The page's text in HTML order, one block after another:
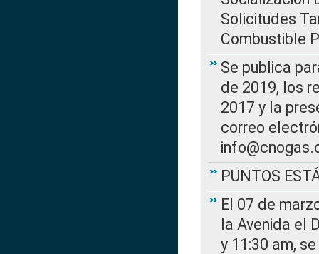
Solicitudes
Combustible
Se publica
de 2019, los
2017 y la
correo
PUNTOS
El 07 de
la Avenida el
y 11:30 am,